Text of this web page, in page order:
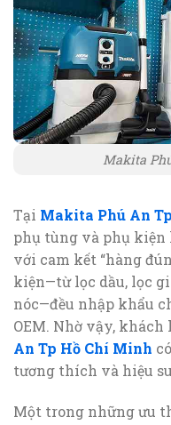
Makita
Tại Makita Phú An
phụ tùng và phụ kiện
với cam kết “hàng
kiện—từ lọc dầu, lọc
nóc—đều nhập khẩu
OEM. Nhờ vậy,
An Tp Hồ Chí Minh
tương thích và hiệu
Một trong những ưu